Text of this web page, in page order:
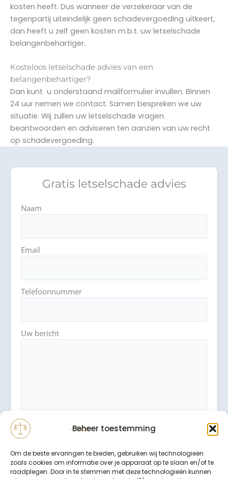
Beheer toestemming
Om de beste ervaringen te bieden, gebruiken wij technologieën
zoals cookies om informatie over je apparaat op te slaan en/of te
raadplegen. Door in te stemmen met deze technologieën kunnen
kosten heeft. Dus wanneer de verzekeraar van de
tegenpartij uiteindelijk geen schadevergoeding uitkeert,
dan heeft u zelf geen kosten m.b.t. uw letselschade
belangenbehartiger.
Kosteloos letselschade advies van een
belangenbehartiger?
Dan kunt u onderstaand mailformulier invullen. Binnen
24 uur nemen we contact. Samen bespreken we uw
situatie. Wij zullen uw letselschade vragen
beantwoorden en adviseren ten aanzien van uw recht
op schadevergoeding.
Gratis letselschade advies
Naam
Email
Telefoonnummer
Uw bericht